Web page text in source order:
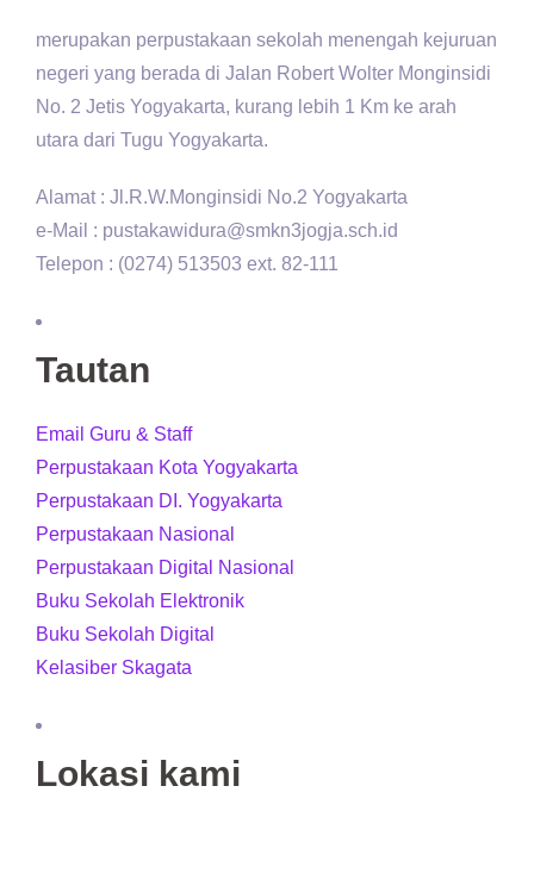
merupakan perpustakaan sekolah menengah kejuruan
negeri yang berada di Jalan Robert Wolter Monginsidi
No. 2 Jetis Yogyakarta, kurang lebih 1 Km ke arah
utara dari Tugu Yogyakarta.
Alamat : Jl.R.W.Monginsidi No.2 Yogyakarta
e-Mail : pustakawidura@smkn3jogja.sch.id
Telepon : (0274) 513503 ext. 82-111
Tautan
Email Guru & Staff
Perpustakaan Kota Yogyakarta
Perpustakaan DI. Yogyakarta
Perpustakaan Nasional
Perpustakaan Digital Nasional
Buku Sekolah Elektronik
Buku Sekolah Digital
Kelasiber Skagata
Lokasi kami